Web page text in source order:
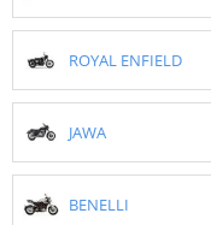
ROYAL ENFIELD
JAWA
BENELLI